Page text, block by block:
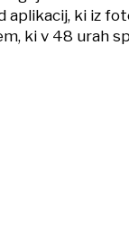
aplikacij, ki iz
ki v 48 urah